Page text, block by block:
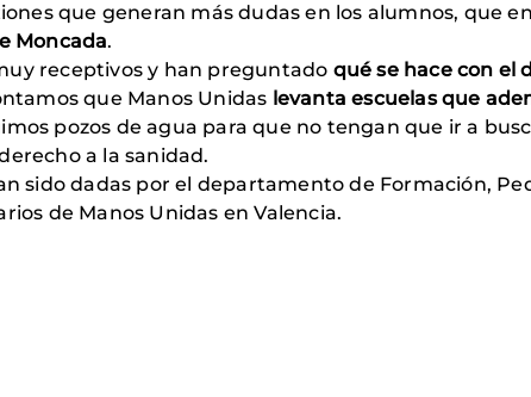
que generan más dudas en los alumnos, que
Moncada.
receptivos y han preguntado qué se hace con el
que Manos Unidas levanta escuelas que
pozos de agua para que no tengan que ir a
a la sanidad.
sido dadas por el departamento de Formación,
de Manos Unidas en Valencia.